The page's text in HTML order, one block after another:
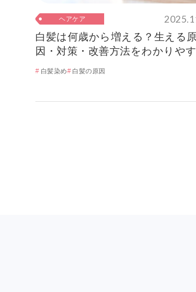
ヘアケア
白髪は何歳から増える？生える原
因・対策・改善方法をわかりや
解説！
白髪染め 白髪の原因